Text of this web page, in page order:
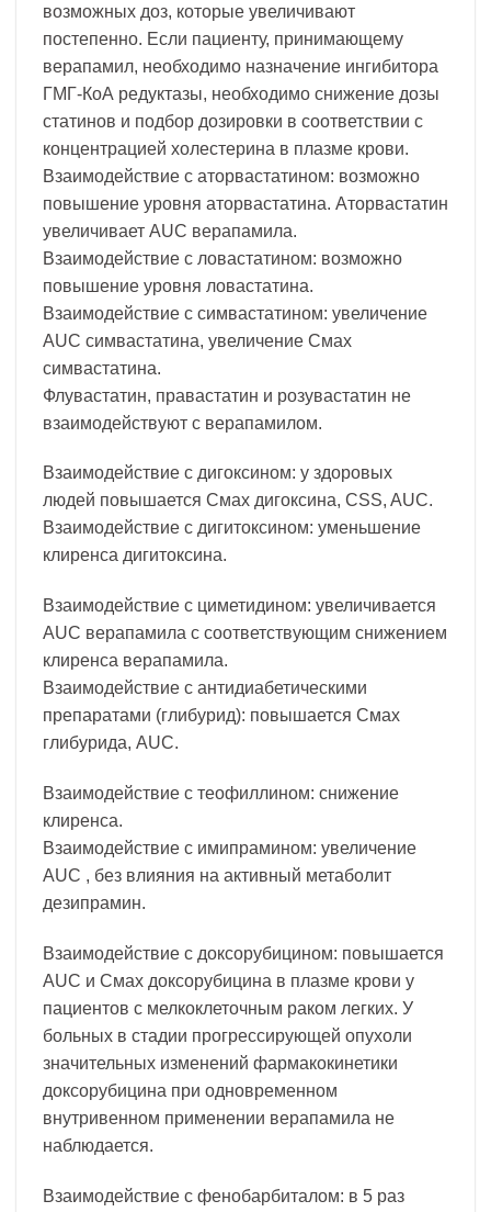
возможных доз, которые увеличивают
постепенно. Если пациенту, принимающему
верапамил, необходимо назначение ингибитора
ГМГ-КоА редуктазы, необходимо снижение дозы
статинов и подбор дозировки в соответствии с
концентрацией холестерина в плазме крови.
Взаимодействие с аторвастатином: возможно
повышение уровня аторвастатина. Аторвастатин
увеличивает AUC верапамила.
Взаимодействие с ловастатином: возможно
повышение уровня ловастатина.
Взаимодействие с симвастатином: увеличение
AUC симвастатина, увеличение Смах
симвастатина.
Флувастатин, правастатин и розувастатин не
взаимодействуют с верапамилом.
Взаимодействие с дигоксином: у здоровых
людей повышается Смах дигоксина, СSS, AUC.
Взаимодействие с дигитоксином: уменьшение
клиренса дигитоксина.
Взаимодействие с циметидином: увеличивается
AUC верапамила с соответствующим снижением
клиренса верапамила.
Взаимодействие с антидиабетическими
препаратами (глибурид): повышается Смах
глибурида, AUC.
Взаимодействие с теофиллином: снижение
клиренса.
Взаимодействие с имипрамином: увеличение
AUC , без влияния на активный метаболит
дезипрамин.
Взаимодействие с доксорубицином: повышается
AUC и Смах доксорубицина в плазме крови у
пациентов с мелкоклеточным раком легких. У
больных в стадии прогрессирующей опухоли
значительных изменений фармакокинетики
доксорубицина при одновременном
внутривенном применении верапамила не
наблюдается.
Взаимодействие с фенобарбиталом: в 5 раз